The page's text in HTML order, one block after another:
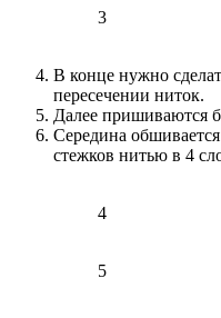
3
В конце нужно
пересечении ниток.
Далее пришиваются
Середина
стежков нитью в 4
4
5